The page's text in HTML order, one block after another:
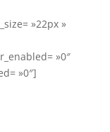
»22px »
»0″
»0″]